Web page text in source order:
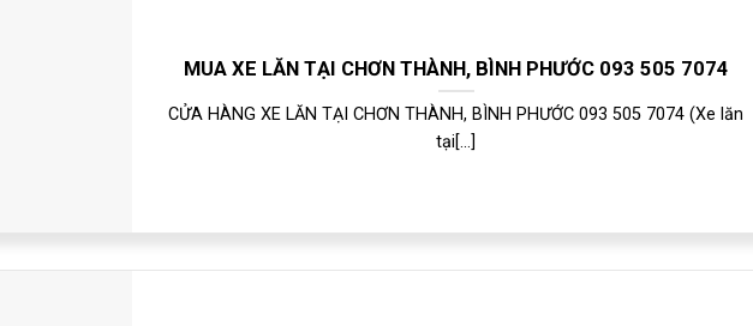
MUA XE LĂN TẠI CHƠN THÀNH, BÌNH PHƯỚC 093 505 7074
CỬA HÀNG XE LĂN TẠI CHƠN THÀNH, BÌNH PHƯỚC 093 505 7074 (Xe lăn
tại[...]